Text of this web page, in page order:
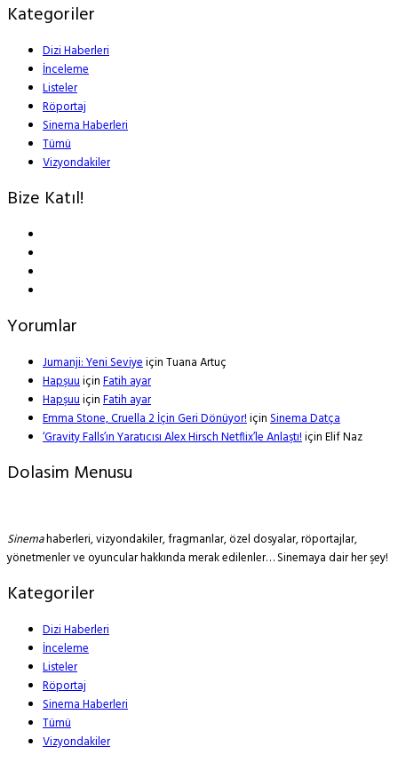
Kategoriler
Dizi Haberleri
İnceleme
Listeler
Röportaj
Sinema Haberleri
Tümü
Vizyondakiler
Bize Katıl!
Yorumlar
Jumanji: Yeni SeviyeiçinTuana Artuç
HapşuuiçinFatih ayar
HapşuuiçinFatih ayar
Emma Stone, Cruella 2 İçin Geri Dönüyor!içinSinema Datça
‘Gravity Falls’ın Yaratıcısı Alex Hirsch Netflix’le Anlaştı!içinElif Naz
Dolasim Menusu
Sinemahaberleri, vizyondakiler, fragmanlar, özel dosyalar, röportajlar,
yönetmenler ve oyuncular hakkında merak edilenler… Sinemaya dair her şey!
Kategoriler
Dizi Haberleri
İnceleme
Listeler
Röportaj
Sinema Haberleri
Tümü
Vizyondakiler